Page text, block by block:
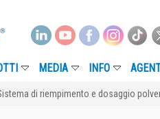
MEDIA INFO
di riempimento e dosaggio